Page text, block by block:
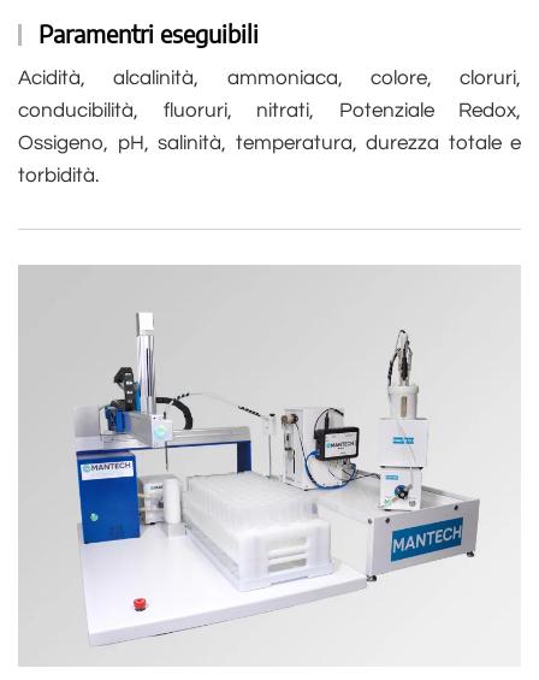
Paramentri eseguibili
Acidità, alcalinità, ammoniaca, colore, cloruri,
conducibilità, fluoruri, nitrati, Potenziale Redox,
Ossigeno, pH, salinità, temperatura, durezza totale e
torbidità.